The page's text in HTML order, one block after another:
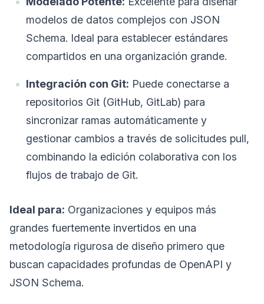
modelos de datos complejos con JSON
Schema. Ideal para establecer estándares
compartidos en una organización grande.
Integración con Git: Puede conectarse a
repositorios Git (GitHub, GitLab) para
sincronizar ramas automáticamente y
gestionar cambios a través de solicitudes pull,
combinando la edición colaborativa con los
flujos de trabajo de Git.
Ideal para: Organizaciones y equipos más
grandes fuertemente invertidos en una
metodología rigurosa de diseño primero que
buscan capacidades profundas de OpenAPI y
JSON Schema.